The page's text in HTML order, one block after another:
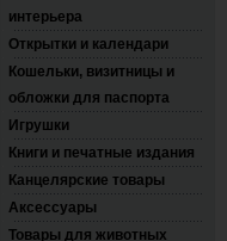
интерьера
Открытки и календари
Кошельки, визитницы и
обложки для паспорта
Игрушки
Книги и печатные издания
Канцелярские товары
Аксессуары
Товары для животных